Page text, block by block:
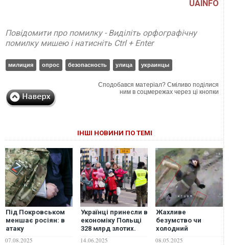
UAINFO
Повідомити про помилку - Виділіть орфографічну
помилку мишею і натисніть Ctrl + Enter
милиция опрос безопасность улица украинцы
Сподобався матеріал? Сміливо поділися
ним в соцмережах через ці кнопки
ІНШІ НОВИНИ ПО ТЕМІ
Під Покровськом
меншає росіян: в
атаку
07.08.2025
Українці принесли в
економіку Польщі
328 млрд злотих.
14.06.2025
Жахливе
безумство чи
холодний
08.05.2025